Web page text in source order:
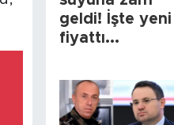
geldi! İşte yeni
fiyattı...